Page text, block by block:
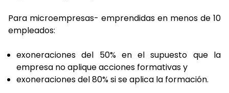
Para microempresas- emprendidas en menos de 10
empleados:
exoneraciones del 50% en el supuesto que la
empresa no aplique acciones formativas y
exoneraciones del 80% si se aplica la formación.